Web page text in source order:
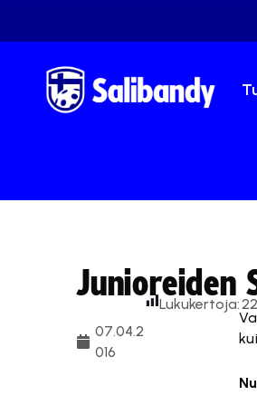
Junioreiden
07.04.2
016
Lukukertoja: